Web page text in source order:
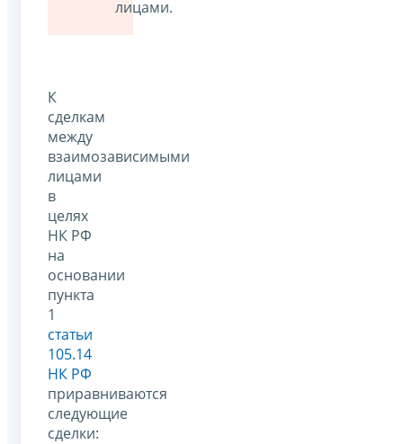
лицами.
К
сделкам
между
взаимозависимыми
лицами
в
целях
НК РФ
на
основании
пункта
1
статьи
105.14
НК РФ
приравниваются
следующие
сделки: